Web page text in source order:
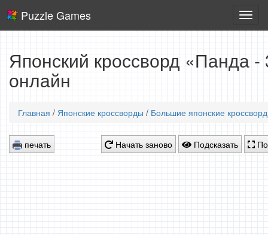
игры
Puzzle Games
Японский кроссворд «Панда -
онлайн
Главная / Японские кроссворды / Большие японские
печать Начать заново Подсказать